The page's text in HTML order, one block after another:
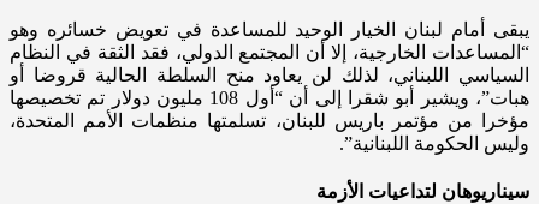
يبقى أمام لبنان الخيار الوحيد للمساعدة في تعويض خسائره وهو
“المساعدات الخارجية، إلا أن المجتمع الدولي، فقد الثقة في النظام
السياسي اللبناني، لذلك لن يعاود منح السلطة الحالية قروضا أو
هبات”، ويشير أبو شقرا إلى أن “أول 108 مليون دولار تم تخصيصها
مؤخرا من مؤتمر باريس للبنان، تسلمتها منظمات الأمم المتحدة،
وليس الحكومة اللبنانية”.
سيناريوهان لتداعيات الأزمة